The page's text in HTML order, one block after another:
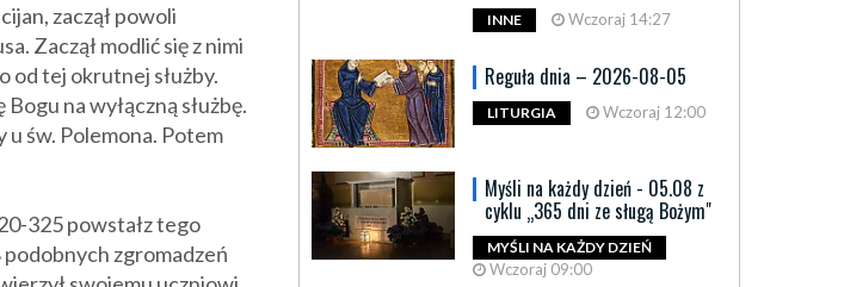
zaczął powoli
Zaczął modlić się z nimi
od tej okrutnej służby.
na wyłączną służbę.
u św. Polemona. Potem
325 powstałz tego
podobnych zgromadzeń
INNE Wczoraj 14:27
Reguła dnia – 2026-08-05
LITURGIA Wczoraj 12:00
Myśli na każdy dzień - 05.08 z
cyklu „365 dni ze sługą Bożym"
MYŚLI NA KAŻDY DZIEŃ
Wczoraj 09:00